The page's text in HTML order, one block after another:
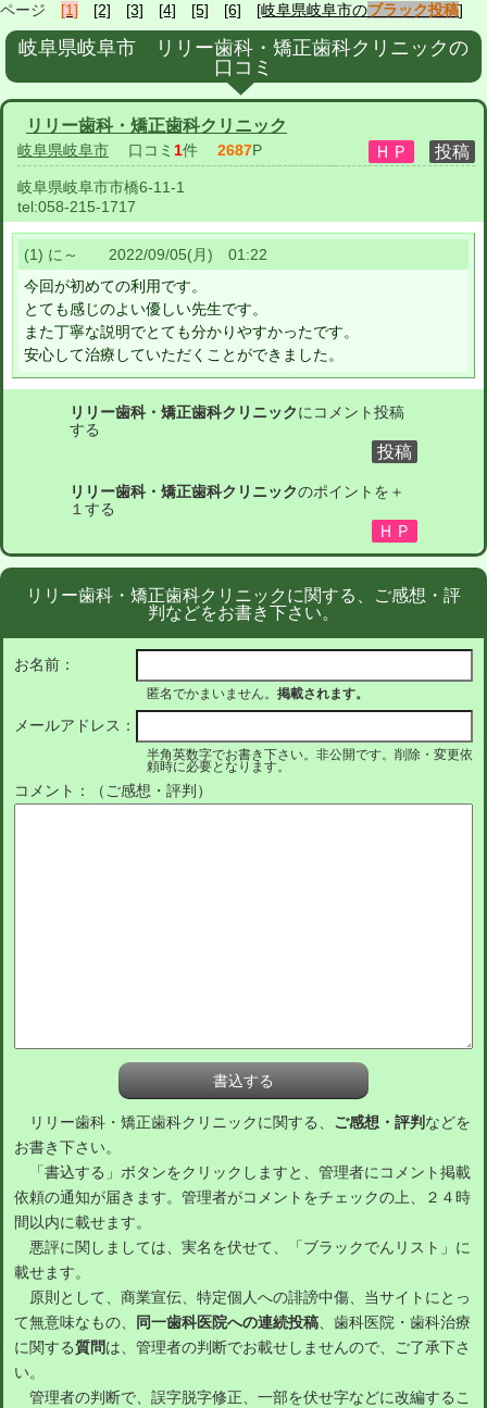
ページ [1] [2] [3] [4] [5] [6] [岐阜県岐阜市のブラック投稿]
岐阜県岐阜市 リリー歯科・矯正歯科クリニックの
口コミ
リリー歯科・矯正歯科クリニック
岐阜県岐阜市 口コミ 1件 2687P
岐阜県岐阜市市橋6-11-1
tel:058-215-1717
(1) に～ 2022/09/05(月) 01:22
今回が初めての利用です。
とても感じのよい優しい先生です。
また丁寧な説明でとても分かりやすかったです。
安心して治療していただくことができました。
リリー歯科・矯正歯科クリニックにコメント投稿
する
リリー歯科・矯正歯科クリニックのポイントを＋
１する
リリー歯科・矯正歯科クリニックに関する、ご感想・評
判などをお書き下さい。
お名前：
匿名でかまいません。 掲載されます。
メールアドレス：
半角英数字でお書き下さい。非公開です。削除・変更依
頼時に必要となります。
コメント：（ご感想・評判）
リリー歯科・矯正歯科クリニックに関する、 ご感想・評判 などを
お書き下さい。
「書込する」ボタンをクリックしますと、管理者にコメント掲載
依頼の通知が届きます。管理者がコメントをチェックの上、２４時
間以内に載せます。
悪評に関しましては、実名を伏せて、「ブラックでんリスト」に
載せます。
原則として、商業宣伝、特定個人への誹謗中傷、当サイトにとっ
て無意味なもの、
同一歯科医院への連続投稿、歯科医院・歯科治療
に関する質問は、管理者の判断でお載せしませんので、ご了承下さ
い。
管理者の判断で、誤字脱字修正、一部を伏せ字などに改編するこ